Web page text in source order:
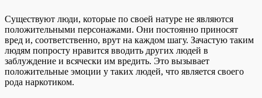
Существуют люди, которые по своей натуре не являются
положительными персонажами. Они постоянно приносят
вред и, соответственно, врут на каждом шагу. Зачастую таким
людям попросту нравится вводить других людей в
заблуждение и всячески им вредить. Это вызывает
положительные эмоции у таких людей, что является своего
рода наркотиком.